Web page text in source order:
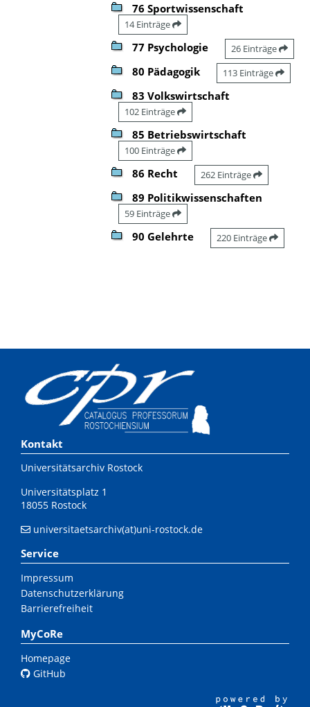
76 Sportwissenschaft
14 Einträge
77 Psychologie 26 Einträge
80 Pädagogik 113 Einträge
83 Volkswirtschaft
102 Einträge
85 Betriebswirtschaft
100 Einträge
86 Recht 262 Einträge
89 Politikwissenschaften
59 Einträge
90 Gelehrte 220 Einträge
Kontakt
Universitätsarchiv Rostock
Universitätsplatz 1
18055 Rostock
universitaetsarchiv(at)uni-rostock.de
Service
Impressum
Datenschutzerklärung
Barrierefreiheit
MyCoRe
Homepage
GitHub